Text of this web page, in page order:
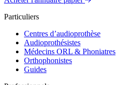
Particuliers
Centres d’audioprothèse
Audioprothésistes
Médecins ORL & Phoniatres
Orthophonistes
Guides